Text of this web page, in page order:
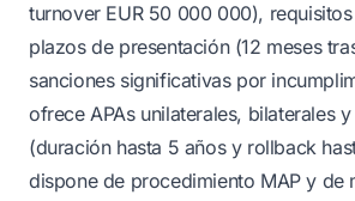
turnover EUR 50 000 000),
plazos de presentación (12 meses
sanciones significativas por
ofrece APAs unilaterales, bilaterales
(duración hasta 5 años y rollback
dispone de procedimiento MAP y de